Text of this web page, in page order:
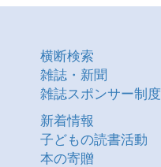
横断検索
雑誌・新聞
雑誌スポンサー制度
新着情報
子どもの読書活動
本の寄贈